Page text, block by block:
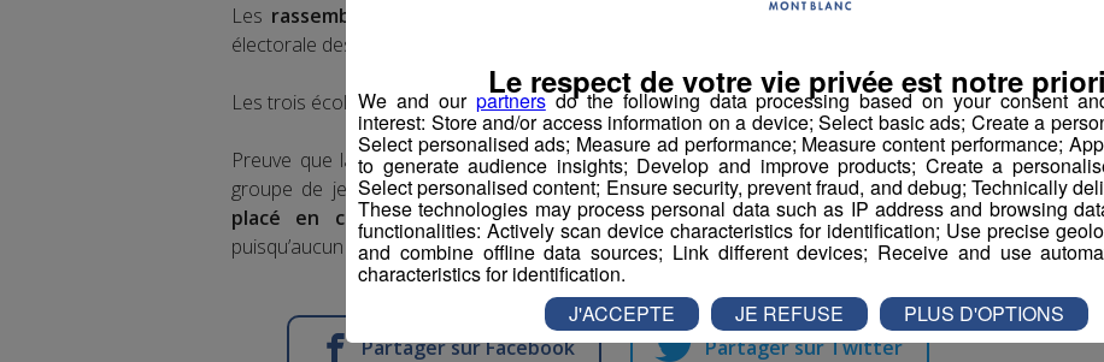
Les rassemblements publics sont interdits jusqu’à nouvel ordre
électorale des municipales est suspendue.
Les trois écoles et les services municipaux vont rester fermés jusqu’au 14 mars.
Preuve que la Haute-Savoie est désormais considérée comme territoire à risque, un
groupe de jeunes bretons, qui a passé quelques jours à La Balme-de-Sillingy, a été
placé en confinement à son retour en Bretagne. Mesure de précaution,
puisqu’aucun des onze enfants et cinq adultes ne présentent de symptôme.
Partager sur Facebook Partager sur Twitter
We and our partnersdo the following data processing based on your consent
interest: Store and/or access information on a device; Select basic ads; Create a
Select personalised ads; Measure ad performance; Measure content performance;
to generate audience insights; Develop and improve products; Create a
Select personalised content; Ensure security, prevent fraud, and debug; Technically
These technologies may process personal data such as IP address and browsing
functionalities: Actively scan device characteristics for identification; Use precise
and combine offline data sources; Link different devices; Receive and use
characteristics for identification.
Le respect de votre vie privée est notre
J'ACCEPTE JE REFUSE PLUS D'OPTIONS